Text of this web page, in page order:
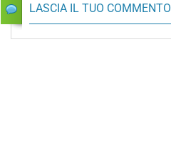
LASCIA IL TUO COMMENTO